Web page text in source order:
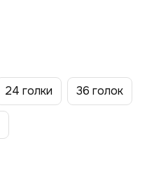
24 голки 36 голок